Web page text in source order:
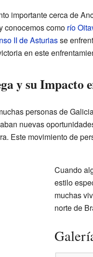
importante cerca de
conocemos como río
II de Asturiasse
en este
y su Impacto
personas de
nuevas
Este movimiento de
Cuando
estilo
muchas
norte de